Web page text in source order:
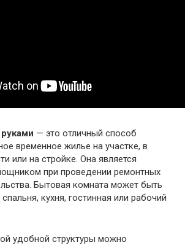
— это отличный способ
временное жилье на участке, в
или на стройке. Она является
при проведении ремонтных
Бытовая комната может быть
кухня, гостинная или рабочий
удобной структуры можно